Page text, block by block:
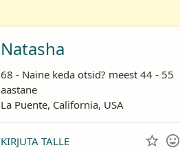
Natasha
68 - Naine keda otsid? meest 44 - 55
aastane
La Puente, California, USA
KIRJUTA TALLE  